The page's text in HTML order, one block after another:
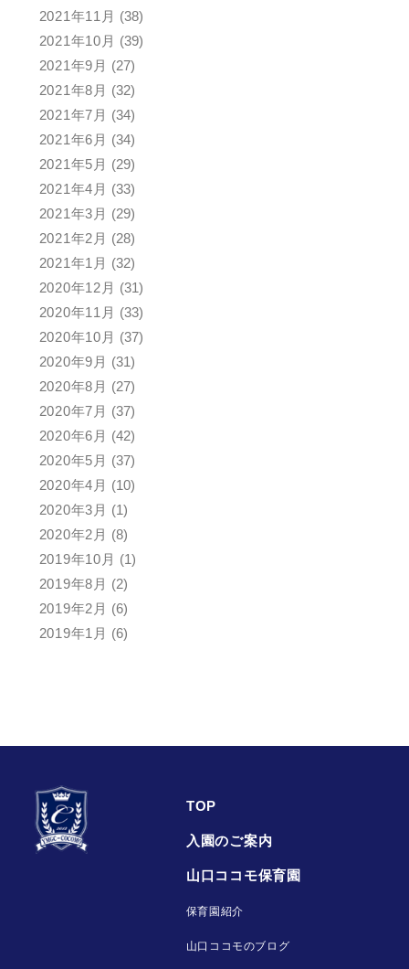
2021年11月 (38)
2021年10月 (39)
2021年9月 (27)
2021年8月 (32)
2021年7月 (34)
2021年6月 (34)
2021年5月 (29)
2021年4月 (33)
2021年3月 (29)
2021年2月 (28)
2021年1月 (32)
2020年12月 (31)
2020年11月 (33)
2020年10月 (37)
2020年9月 (31)
2020年8月 (27)
2020年7月 (37)
2020年6月 (42)
2020年5月 (37)
2020年4月 (10)
2020年3月 (1)
2020年2月 (8)
2019年10月 (1)
2019年8月 (2)
2019年2月 (6)
2019年1月 (6)
TOP
入園のご案内
山口ココモ保育園
保育園紹介
山口ココモのブログ